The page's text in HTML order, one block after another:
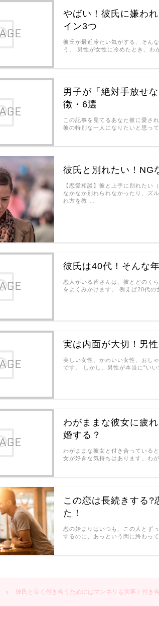
やばい！彼氏に嫌わ
イン3つ
彼氏が最近冷たい気がする、そん
う。 男性が女性に冷めたとき、わ
男子が「絶対手放せ
徴・6選
この記事を見てるあなた彼に愛さ
彼の特別な一人になりたいと思っ
彼氏と別れたい！NG
【恋愛相談】彼と上手に別れたい
なかなか別れられなかったり、ズ
れ方を教 …
彼氏は40代！そんな
恋人がいる皆さんは、彼とどのく
をよくみかけます。 例えば20代の
実は内面が大切！男
美しい女性、かわいい女性、おし
です。 しかし、男性が本当に”い
わがままな彼女に疲
婚する？
わがままな彼女と付き合っている
女が好きな気持ちはあります。わ
この恋は長続きする?
た！
恋の始まりはいつも、この人とず
するのに、あっという間に終わっ
彼氏と長く付き合うためにはマンネリも大事！付き